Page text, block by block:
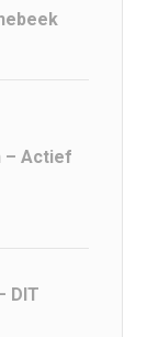
– Actief
DIT